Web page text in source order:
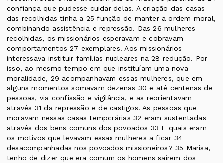
confiança que pudesse cuidar delas. A criação das casas
das recolhidas tinha a 25 função de manter a ordem moral,
combinando assistência e repressão. Das 26 mulheres
recolhidas, os missionários esperavam e cobravam
comportamentos 27 exemplares. Aos missionários
interessava instituir famílias nucleares na 28 redução. Por
isso, ao mesmo tempo em que instituíam uma nova
moralidade, 29 acompanhavam essas mulheres, que em
alguns momentos somavam dezenas 30 e até centenas de
pessoas, via confissão e vigilância, e as reorientavam
através 31 da repressão e de castigos. As pessoas que
moravam nessas casas temporárias 32 eram sustentadas
através dos bens comuns dos povoados 33 E quais eram
os motivos que levavam essas mulheres a ficar 34
desacompanhadas nos povoados missioneiros? 35 Marisa,
tenho de dizer que era comum os homens saírem dos